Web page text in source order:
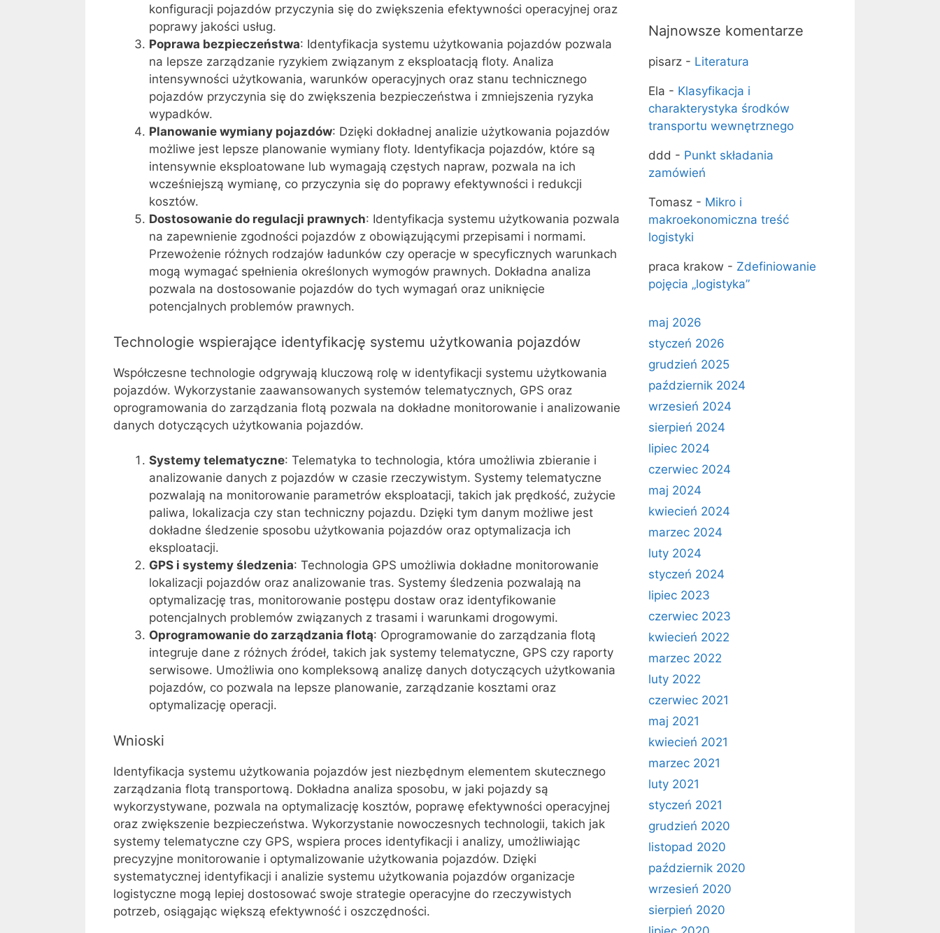
konfiguracji pojazdów przyczynia się do zwiększenia efektywności operacyjnej oraz
poprawy jakości usług.
Poprawa bezpieczeństwa: Identyfikacja systemu użytkowania pojazdów pozwala
na lepsze zarządzanie ryzykiem związanym z eksploatacją floty. Analiza
intensywności użytkowania, warunków operacyjnych oraz stanu technicznego
pojazdów przyczynia się do zwiększenia bezpieczeństwa i zmniejszenia ryzyka
wypadków.
Planowanie wymiany pojazdów: Dzięki dokładnej analizie użytkowania pojazdów
możliwe jest lepsze planowanie wymiany floty. Identyfikacja pojazdów, które są
intensywnie eksploatowane lub wymagają częstych napraw, pozwala na ich
wcześniejszą wymianę, co przyczynia się do poprawy efektywności i redukcji
kosztów.
Dostosowanie do regulacji prawnych: Identyfikacja systemu użytkowania pozwala
na zapewnienie zgodności pojazdów z obowiązującymi przepisami i normami.
Przewożenie różnych rodzajów ładunków czy operacje w specyficznych warunkach
mogą wymagać spełnienia określonych wymogów prawnych. Dokładna analiza
pozwala na dostosowanie pojazdów do tych wymagań oraz uniknięcie
potencjalnych problemów prawnych.
Technologie wspierające identyfikację systemu użytkowania pojazdów
Współczesne technologie odgrywają kluczową rolę w identyfikacji systemu użytkowania
pojazdów. Wykorzystanie zaawansowanych systemów telematycznych, GPS oraz
oprogramowania do zarządzania flotą pozwala na dokładne monitorowanie i analizowanie
danych dotyczących użytkowania pojazdów.
Systemy telematyczne: Telematyka to technologia, która umożliwia zbieranie i
analizowanie danych z pojazdów w czasie rzeczywistym. Systemy telematyczne
pozwalają na monitorowanie parametrów eksploatacji, takich jak prędkość, zużycie
paliwa, lokalizacja czy stan techniczny pojazdu. Dzięki tym danym możliwe jest
dokładne śledzenie sposobu użytkowania pojazdów oraz optymalizacja ich
eksploatacji.
GPS i systemy śledzenia: Technologia GPS umożliwia dokładne monitorowanie
lokalizacji pojazdów oraz analizowanie tras. Systemy śledzenia pozwalają na
optymalizację tras, monitorowanie postępu dostaw oraz identyfikowanie
potencjalnych problemów związanych z trasami i warunkami drogowymi.
Oprogramowanie do zarządzania flotą: Oprogramowanie do zarządzania flotą
integruje dane z różnych źródeł, takich jak systemy telematyczne, GPS czy raporty
serwisowe. Umożliwia ono kompleksową analizę danych dotyczących użytkowania
pojazdów, co pozwala na lepsze planowanie, zarządzanie kosztami oraz
optymalizację operacji.
Wnioski
Identyfikacja systemu użytkowania pojazdów jest niezbędnym elementem skutecznego
zarządzania flotą transportową. Dokładna analiza sposobu, w jaki pojazdy są
wykorzystywane, pozwala na optymalizację kosztów, poprawę efektywności operacyjnej
oraz zwiększenie bezpieczeństwa. Wykorzystanie nowoczesnych technologii, takich jak
systemy telematyczne czy GPS, wspiera proces identyfikacji i analizy, umożliwiając
precyzyjne monitorowanie i optymalizowanie użytkowania pojazdów. Dzięki
systematycznej identyfikacji i analizie systemu użytkowania pojazdów organizacje
logistyczne mogą lepiej dostosować swoje strategie operacyjne do rzeczywistych
potrzeb, osiągając większą efektywność i oszczędności.
Najnowsze komentarze
pisarz - Literatura
Ela - Klasyfikacja i
charakterystyka środków
transportu wewnętrznego
ddd - Punkt składania
zamówień
Tomasz - Mikro i
makroekonomiczna treść
logistyki
praca krakow - Zde­finiowanie
pojęcia „logistyka”
maj 2026
styczeń 2026
grudzień 2025
październik 2024
wrzesień 2024
sierpień 2024
lipiec 2024
czerwiec 2024
maj 2024
kwiecień 2024
marzec 2024
luty 2024
styczeń 2024
lipiec 2023
czerwiec 2023
kwiecień 2022
marzec 2022
luty 2022
czerwiec 2021
maj 2021
kwiecień 2021
marzec 2021
luty 2021
styczeń 2021
grudzień 2020
listopad 2020
październik 2020
wrzesień 2020
sierpień 2020